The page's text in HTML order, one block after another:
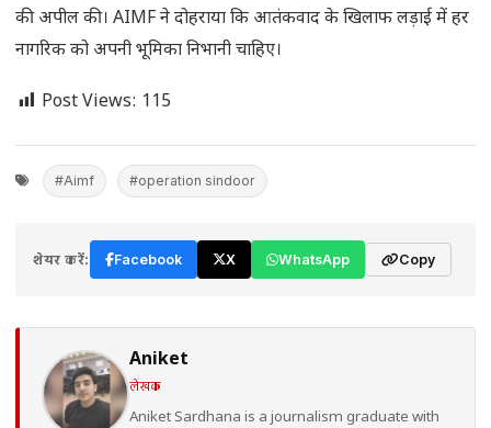
की अपील की। AIMF ने दोहराया कि आतंकवाद के खिलाफ लड़ाई में हर
नागरिक को अपनी भूमिका निभानी चाहिए।
Post Views: 115
#Aimf #operation sindoor
शेयर करें: Facebook X WhatsApp Copy
Aniket
लेखक
Aniket Sardhana is a journalism graduate with